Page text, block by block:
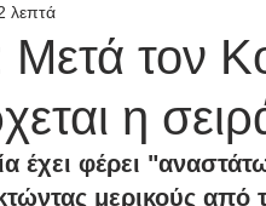
Μεταγραφές
Μουντιάλ Ελλάδα
τον
η
λεπτά
έχει φέρει
μερικούς από